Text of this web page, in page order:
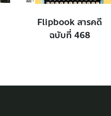
Flipbook สารคดี
ฉบับที่ 468